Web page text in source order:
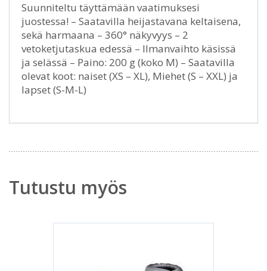
Suunniteltu täyttämään vaatimuksesi
juostessa! – Saatavilla heijastavana keltaisena,
sekä harmaana – 360° näkyvyys – 2
vetoketjutaskua edessä – Ilmanvaihto käsissä
ja selässä – Paino: 200 g (koko M) – Saatavilla
olevat koot: naiset (XS – XL), Miehet (S – XXL) ja
lapset (S-M-L)
Tutustu myös